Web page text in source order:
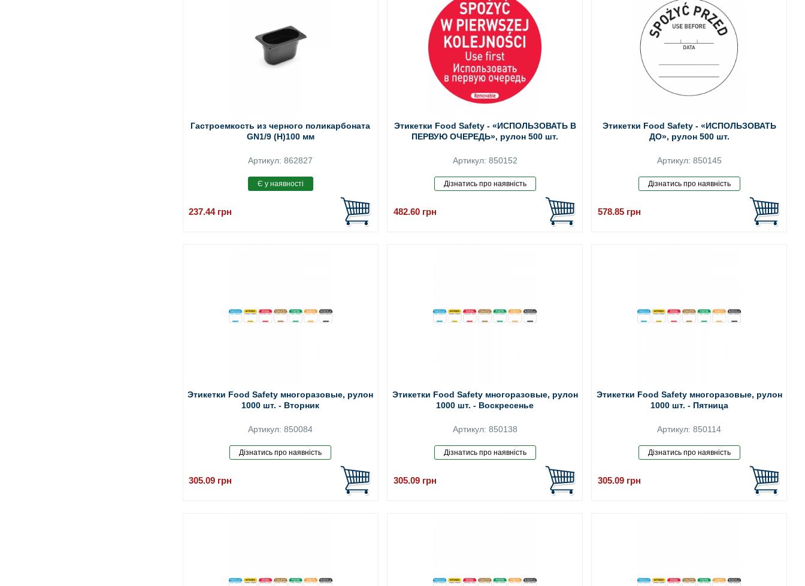
Гастроемкость из черного поликарбоната
GN1/9 (H)100 мм
Артикул: 862827
237.44 грн
Этикетки Food Safety - «ИСПОЛЬЗОВАТЬ В
ПЕРВУЮ ОЧЕРЕДЬ», рулон 500 шт.
Артикул: 850152
482.60 грн
Этикетки Food Safety - «ИСПОЛЬЗОВАТЬ
ДО», рулон 500 шт.
Артикул: 850145
578.85 грн
Этикетки Food Safety многоразовые, рулон
1000 шт. - Вторник
Артикул: 850084
305.09 грн
Этикетки Food Safety многоразовые, рулон
1000 шт. - Воскресенье
Артикул: 850138
305.09 грн
Этикетки Food Safety многоразовые, рулон
1000 шт. - Пятница
Артикул: 850114
305.09 грн